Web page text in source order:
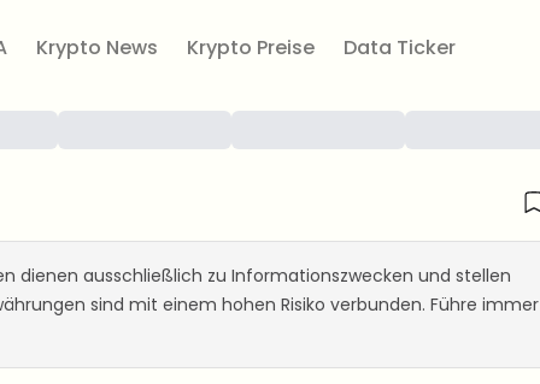
Krypto News Krypto Preise Data Ticker
dienen ausschließlich zu Informationszwecken und stellen
sind mit einem hohen Risiko verbunden. Führe immer